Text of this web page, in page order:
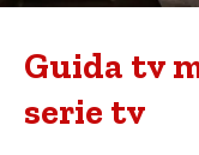
Guida tv
serie tv